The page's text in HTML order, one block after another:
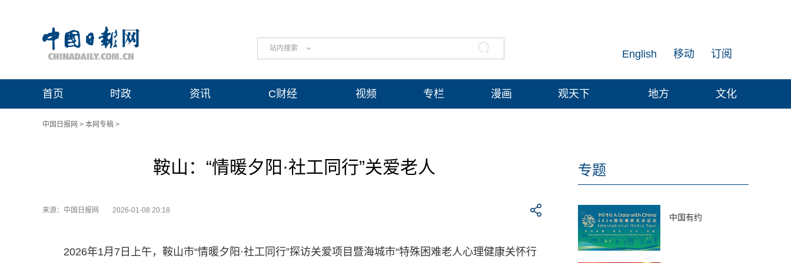
站内搜索 订阅
移动
English
首页 时政 资讯 C财经 视频 专栏 漫画 观天下 地方 文化
中国日报网 > 本网专稿 >
鞍山：“情暖夕阳·社工同行”关爱老人
来源：中国日报网 2026-01-08 20:18
2026年1月7日上午，鞍山市“情暖夕阳·社工同行”探访关爱项目暨海城市“特殊困难老人心理健康关怀行
专题
中国有约